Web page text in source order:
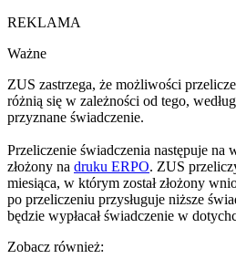
REKLAMA
Ważne
ZUS zastrzega, że możliwości
różnią się w zależności od tego,
przyznane świadczenie.
Przeliczenie świadczenia następuje na
złożony na druku ERPO. ZUS
miesiąca, w którym został złożony
po przeliczeniu przysługuje niższe
będzie wypłacał świadczenie w
Zobacz również: